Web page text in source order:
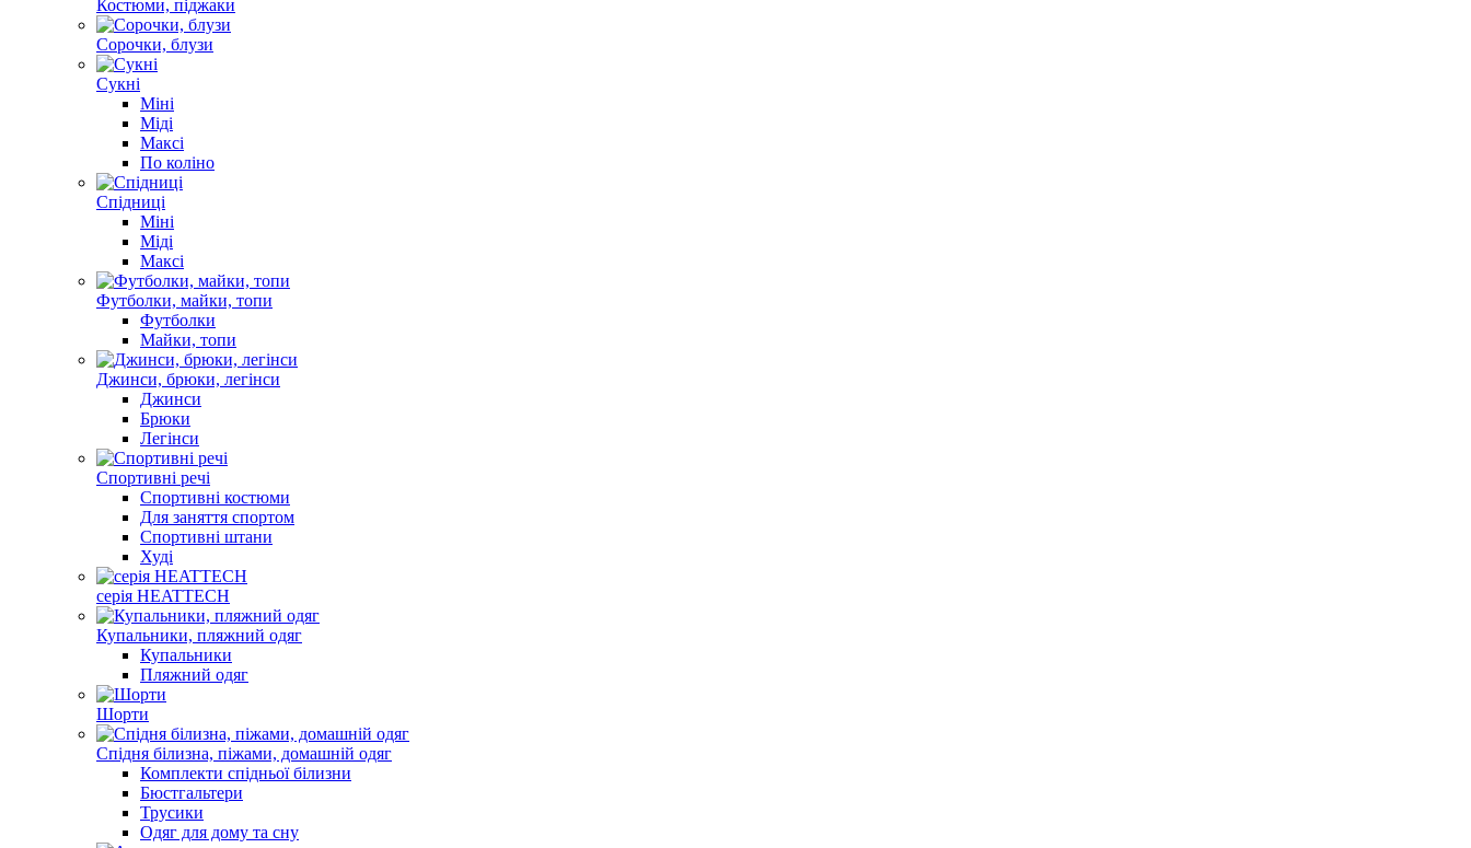
Костюми, піджаки
Сорочки, блузи
Cукні
Міні
Міді
Максі
По коліно
Спідниці
Міні
Міді
Максі
Футболки, майки, топи
Футболки
Майки, топи
Джинси, брюки, легінси
Джинси
Брюки
Легінси
Спортивні речі
Спортивнi костюми
Для заняття спортом
Спортивні штани
Худi
серія HEATTECH
Купальники, пляжний одяг
Купальники
Пляжний одяг
Шорти
Спідня білизна, піжами, домашнiй одяг
Комплекти спідньої білизни
Бюстгальтери
Трусики
Одяг для дому та сну